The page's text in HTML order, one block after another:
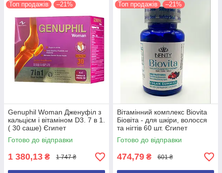
Топ продажів –21%
Genuphil Woman Дженуфіл з
кальцієм і вітаміном D3. 7 в 1.
( 30 саше) Єгипет
Готово до відправки
1 380,13 ₴ 1 747 ₴
Топ продажів –21%
Вітамінний комплекс Biovita
Біовіта - для шкіри, волосся
та нігтів 60 шт. Єгипет
Оригінал
Готово до відправки
474,79 ₴ 601 ₴